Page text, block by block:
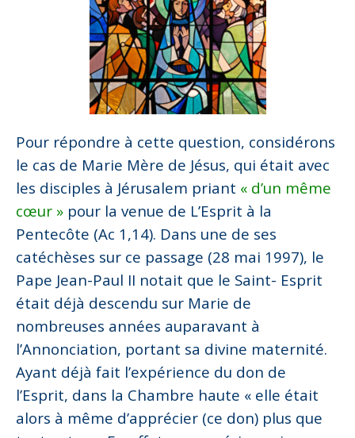
Pour répondre à cette question, considérons
le cas de Marie Mère de Jésus, qui était avec
les disciples à Jérusalem priant « d’un même
cœur » pour la venue de L’Esprit à la
Pentecôte (Ac 1,14). Dans une de ses
catéchèses sur ce passage (28 mai 1997), le
Pape Jean-Paul II notait que le Saint- Esprit
était déjà descendu sur Marie de
nombreuses années auparavant à
l’Annonciation, portant sa divine maternité.
Ayant déjà fait l’expérience du don de
l’Esprit, dans la Chambre haute « elle était
alors à même d’apprécier (ce don) plus que